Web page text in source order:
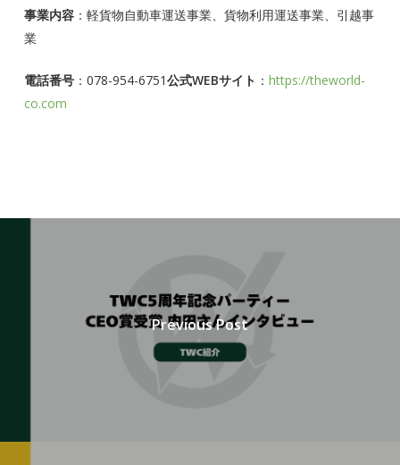
事業内容：軽貨物自動車運送事業、貨物利用運送事業、引越事
業
電話番号：078-954-6751公式WEBサイト ： https://theworld-
co.com
Previous Post